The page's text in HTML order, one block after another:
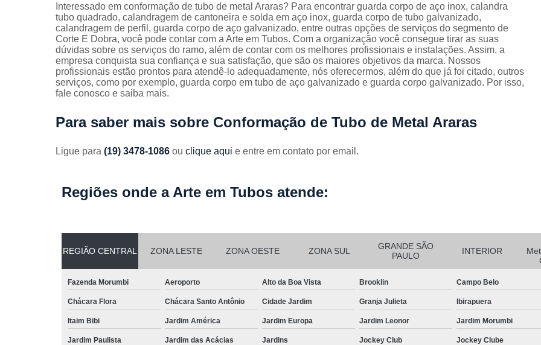
corpos ferro
Guarda
corpos
galvanizados
Guarda
corpos inox
dobra
aço
Corrimão de Ferro
Corrimão Escada Interna Ferro
Corrimão Ferro de Escada
Corrimão Ferro para Escada
Corrimão de Inox para
Corrimão Escada
Corrimão Inox de Escada
Corrimão Inox para Escada
Corrimão Inox Quadrado
Corte a Laser Chapa Aço Inox
Interessado em conformação de tubo de metal Araras? Para encontrar guarda corpo de aço inox, calandra
tubo quadrado, calandragem de cantoneira e solda em aço inox, guarda corpo de tubo galvanizado,
calandragem de perfil, guarda corpo de aço galvanizado, entre outras opções de serviços do segmento de
Corte E Dobra, você pode contar com a Arte em Tubos. Com a organização você consegue tirar as suas
dúvidas sobre os serviços do ramo, além de contar com os melhores profissionais e instalações. Assim, a
empresa conquista sua confiança e sua satisfação, que são os maiores objetivos da marca. Nossos
profissionais estão prontos para atendê-lo adequadamente, nós oferecermos, além do que já foi citado, outros
serviços, como por exemplo, guarda corpo em tubo de aço galvanizado e guarda corpo galvanizado. Por isso,
fale conosco e saiba mais.
Para saber mais sobre Conformação de Tubo de Metal Araras
Ligue para (19) 3478-1086 ou clique aqui e entre em contato por email.
Regiões onde a Arte em Tubos atende:
REGIÃO CENTRAL ZONA LESTE ZONA OESTE ZONA SUL
GRANDE SÃO
PAULO
INTERIOR
Fazenda Morumbi Aeroporto Alto da Boa Vista Brooklin Campo Belo
Chácara Flora Chácara Santo Antônio Cidade Jardim Granja Julieta Ibirapuera
Itaim Bibi Jardim América Jardim Europa Jardim Leonor Jardim Morumbi
Jardim Paulista Jardim das Acácias Jardins Jockey Club Jockey Clube